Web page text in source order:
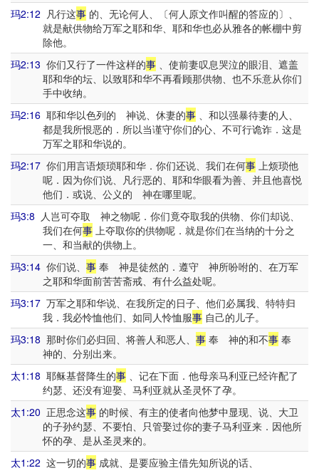
玛2:12 凡行这事 的、无论何人、〔何人原文作叫醒的答应的〕、
就是献供物给万军之耶和华、耶和华也必从雅各的帐棚中剪
除他。
玛2:13 你们又行了一件这样的事 、使前妻叹息哭泣的眼泪、遮盖
耶和华的坛、以致耶和华不再看顾那供物、也不乐意从你们
手中收纳。
玛2:16 耶和华以色列的 神说、休妻的事 、和以强暴待妻的人、
都是我所恨恶的．所以当谨守你们的心、不可行诡诈．这是
万军之耶和华说的。
玛2:17 你们用言语烦琐耶和华．你们还说、我们在何事 上烦琐他
呢．因为你们说、凡行恶的、耶和华眼看为善、并且他喜悦
他们．或说、公义的 神在哪里呢。
玛3:8 人岂可夺取 神之物呢．你们竟夺取我的供物、你们却说、
我们在何事上夺取你的供物呢．就是你们在当纳的十分之
一、和当献的供物上。
玛3:14 你们说、 事 奉 神是徒然的．遵守 神所吩咐的、在万军
之耶和华面前苦苦斋戒、有什么益处呢。
玛3:17 万军之耶和华说、在我所定的日子、他们必属我、特特归
我．我必怜恤他们、如同人怜恤服事自己的儿子。
玛3:18 那时你们必归回、将善人和恶人、 事 奉 神的和不事 奉
神的、分别出来。
太1:18 耶稣基督降生的事 、记在下面．他母亲马利亚已经许配了
约瑟、还没有迎娶、马利亚就从圣灵怀了孕。
太1:20 正思念这事 的时候、有主的使者向他梦中显现、说、大卫
的子孙约瑟、不要怕、只管娶过你的妻子马利亚来．因他所
怀的孕、是从圣灵来的。
太1:22 这一切的事 成就、是要应验主借先知所说的话、